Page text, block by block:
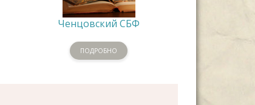
Ченцовский СБФ
ПОДРОБНО